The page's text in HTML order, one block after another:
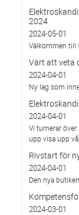
2024
2024-05-01
Välkommen till
Värt att veta
2024-04-01
Ny lag som
2024-04-01
Vi turnerar
upp visa upp
Rivstart för
2024-04-01
Den nya
2024-03-01